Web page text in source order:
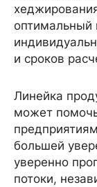
оптимальный
и сроков
Линейка
может
большей
уверенно
потоки,